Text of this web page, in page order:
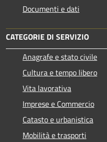
Documenti e dati
CATEGORIE DI SERVIZIO
Anagrafe e stato civile
Cultura e tempo libero
Vita lavorativa
Imprese e Commercio
Catasto e urbanistica
Mobilità e trasporti